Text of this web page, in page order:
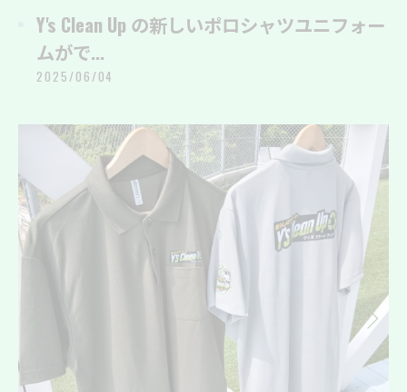
Y's Clean Up の新しいポロシャツユニフォー
ムがで...
2025/06/04